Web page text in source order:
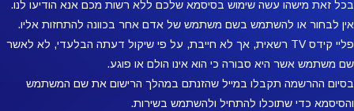
בכל זאת מישהו עשה שימוש בסיסמא שלכם ללא רשות מכם אנא הודיעו לנו.
אין לבחור או להשתמש בשם משתמש של אדם אחר בכוונה להתחזות אליו.
פליי קידס TV רשאית, אך לא חייבת, על פי שיקול דעתה הבלעדי, לא לאשר
שם משתמש אשר היא סבורה כי הוא אינו הולם או פוגע.
בסיום ההרשמה תקבלו במייל שהזנתם במהלך הרישום את שם המשתמש
והסיסמא כדי שתוכלו להתחיל ולהשתמש בשירות.